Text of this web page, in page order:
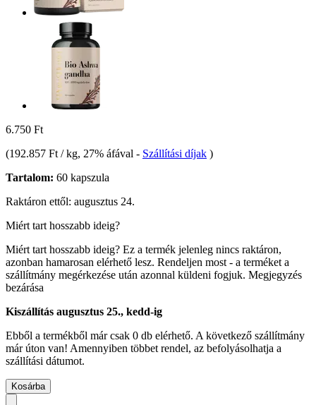
6.750 Ft
(192.857 Ft / kg, 27% áfával - Szállítási díjak )
Tartalom: 60 kapszula
Raktáron ettől: augusztus 24.
Miért tart hosszabb ideig?
Miért tart hosszabb ideig? Ez a termék jelenleg nincs raktáron,
azonban hamarosan elérhető lesz. Rendeljen most - a terméket a
szállítmány megérkezése után azonnal küldeni fogjuk. Megjegyzés
bezárása
Kiszállítás augusztus 25., kedd-ig
Ebből a termékből már csak 0 db elérhető. A következő szállítmány
már úton van! Amennyiben többet rendel, az befolyásolhatja a
szállítási dátumot.
Kosárba